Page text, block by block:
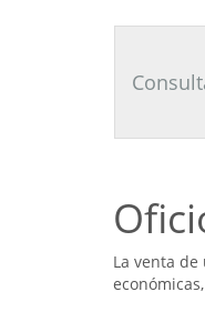
Tributario
La venta